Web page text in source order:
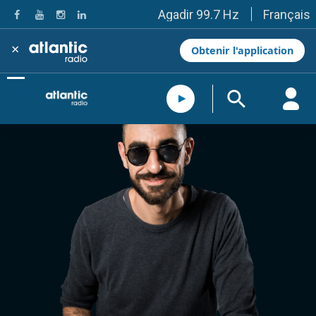
Agadir 99.7 Hz
Tanger 103.3 Hz
Tétouan 87.8 Hz
Fès 98.8 Hz
Meknès 97.2 Hz
El Jadida 97.3
Settat 104,6
Essaouira 96.6
Safi 92.3
Taza 103.0
Taounate 95.6
Tiznit 103.1
SkhourRhamna 92.2
Taroudant 104.9
Guelmim 91.9
Tan-Tan 95.2
Tafraout 104.9
Casablanca 92.5 Hz
Rabat, Salé 106.9 Hz
Marrakech 90.5 Hz
Français
× Obtenir l'application